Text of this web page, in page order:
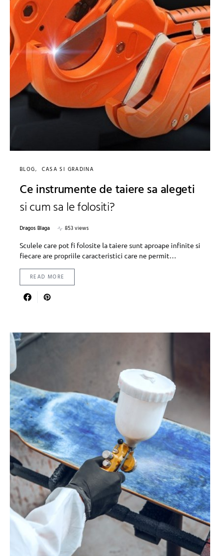
BLOG CASA SI GRADINA
Ce instrumente de taiere sa alegeti
si cum sa le folositi?
Dragos Blaga
853 views
Sculele care pot fi folosite la taiere sunt aproape infinite si
fiecare are propriile caracteristici care ne permit…
READ MORE